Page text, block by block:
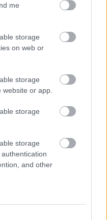
me
storage
on web or
storage
or app.
storage
storage
and other
mutatkozott be a
jelmezeket, bábokat és
sikerét filmes
történetének